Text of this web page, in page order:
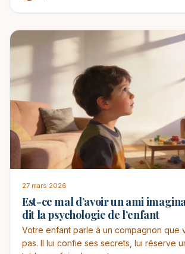
27 mars 2026
Est-ce mal d’avoir un ami
dit la psychologie de l’enfant
Votre enfant parle à un compagnon que
pas. Il lui confie ses secrets, lui réserve